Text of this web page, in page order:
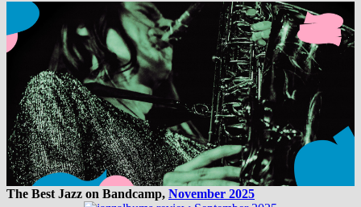
The Best Jazz on Bandcamp, November 2025